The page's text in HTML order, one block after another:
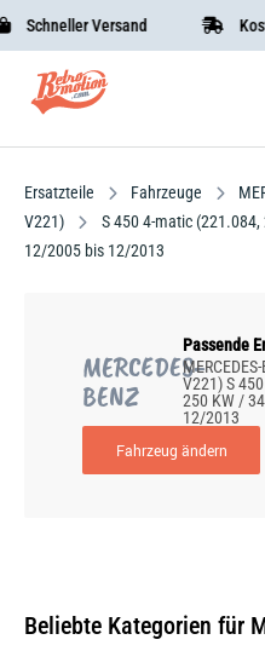
Schneller Versand
Ersatzteile Fahrzeuge
V221)
S 450 4-matic
12/2005 bis 12/2013
MERCEDES-
BENZ
Passende
V221) S
250 KW /
12/2013
Fahrzeug ändern
Beliebte Kategorien für